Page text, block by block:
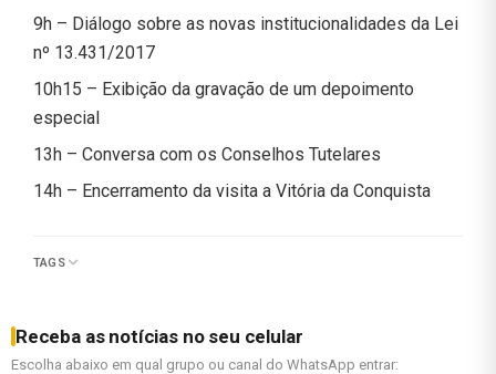
9h – Diálogo sobre as novas institucionalidades da Lei
nº 13.431/2017
10h15 – Exibição da gravação de um depoimento
especial
13h – Conversa com os Conselhos Tutelares
14h – Encerramento da visita a Vitória da Conquista
TAGS
Receba as notícias no seu celular
Escolha abaixo em qual grupo ou canal do WhatsApp entrar: